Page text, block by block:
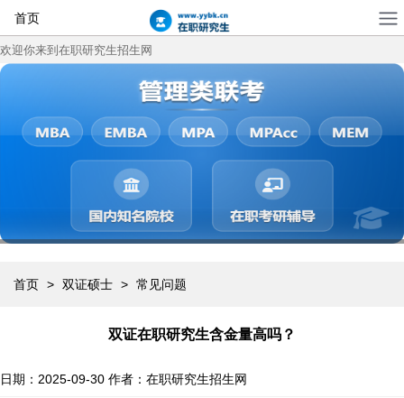
首页
欢迎你来到在职研究生招生网
首页 > 双证硕士 > 常见问题
双证在职研究生含金量高吗？
日期：2025-09-30 作者：在职研究生招生网